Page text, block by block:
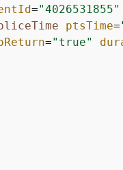
="4026531855"
ptsTime=
="true"